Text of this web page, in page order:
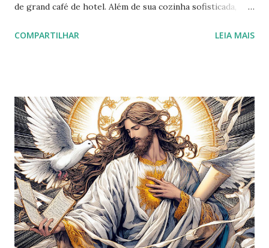
de grand café de hotel. Além de sua cozinha sofisticada,
tradicional experiência de um lounge de lobby, oferecendo
áreas distintas, separadas por portas de vidro: um ambiente
interno luxuoso, porém acolhedor, e um espaço externo
contíguo a um encantador jardim. Este último proporciona
uma sensação de tranquilidade, isolada dos ruídos da cidade.
Além de focar nos pequenos detalhes, como a beleza de seu
jardim e a receptividade a animais de estimação, o Le Jardin
abraça o belo lema do Rosewood de "Tornar São Paulo uma
cidade mais gentil". Demonstrando preocupação genuína
com questões de alergia, a equipe altamente co...
COMPARTILHAR LEIA MAIS